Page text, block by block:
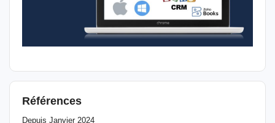
Références
Depuis Janvier 2024